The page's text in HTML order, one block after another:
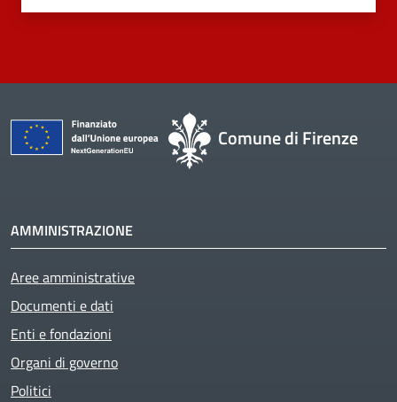
Comune di Firenze
AMMINISTRAZIONE
Aree amministrative
Documenti e dati
Enti e fondazioni
Organi di governo
Politici